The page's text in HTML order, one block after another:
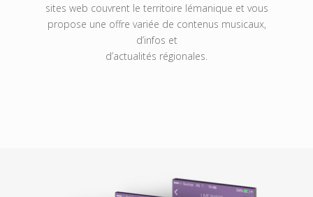
sites web couvrent le territoire lémanique et vous
propose une offre variée de contenus musicaux,
d’infos et
d’actualités régionales.